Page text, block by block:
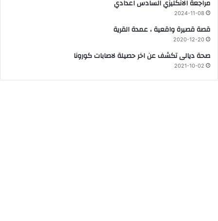
مراجعة الانكليزي السادس اعدادي
2024-11-08
قصة قصيرة واقعية ، عمدة القرية
2020-12-20
صحة ديالى تكشف عن اخر حصيلة لاصابات كورونا
2021-10-02